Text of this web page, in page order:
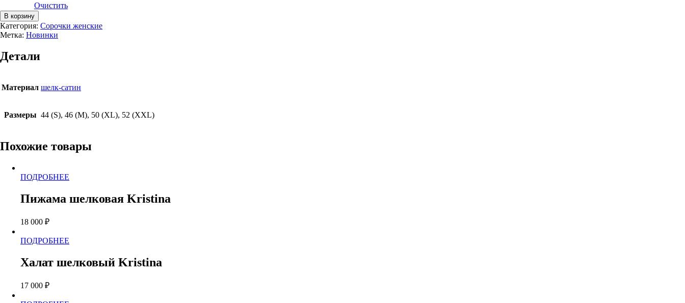
Очистить
Количество
товара
Сорочка
Kristina
В корзину
Категория: Сорочки женские
Метка: Новинки
Детали
Материал шелк-сатин
Размеры 44 (S), 46 (M), 50 (XL), 52 (XXL)
Похожие товары
ПОДРОБНЕЕ
несколько
странице
товара.
Пижама шелковая Kristina
18 000 ₽
ПОДРОБНЕЕ
несколько
Халат шелковый Kristina
17 000 ₽